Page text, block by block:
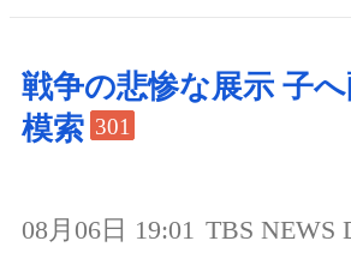
戦争の悲惨な展示 子
模索 301
08月06日 19:01 TBS NEWS